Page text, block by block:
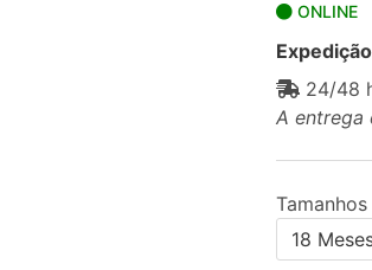
ONLINE
24/48
A entrega
Tamanhos
18